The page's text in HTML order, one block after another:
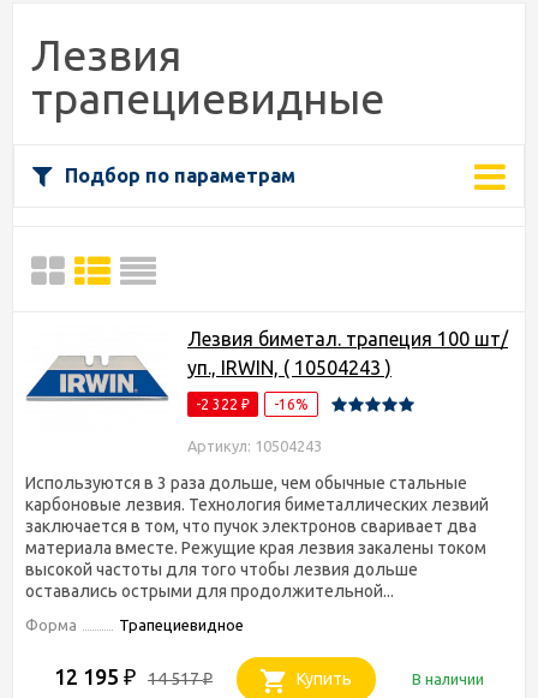
Лезвия
трапециевидные
Подбор по параметрам
Лезвия биметал. трапеция 100 шт/
уп., IRWIN, ( 10504243 )
-2 322 ₽ -16%
Артикул: 10504243
Используются в 3 раза дольше, чем обычные стальные
карбоновые лезвия. Технология биметаллических лезвий
заключается в том, что пучок электронов сваривает два
материала вместе. Режущие края лезвия закалены током
высокой частоты для того чтобы лезвия дольше
оставались острыми для продолжительной...
Форма Трапециевидное
12 195 ₽ 14 517₽ Купить В наличии